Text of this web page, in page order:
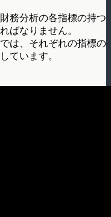
務分析の各指標の持つ
ばなりません。
は、それぞれの指標の
ています。